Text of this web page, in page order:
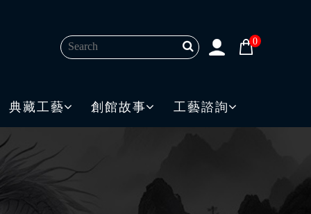
0
典藏工藝 創館故事 工藝諮詢